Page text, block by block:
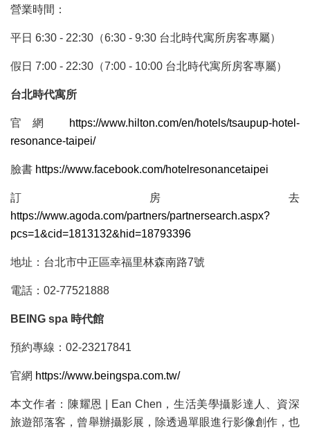
營業時間：
平日 6:30 - 22:30（6:30 - 9:30 台北時代寓所房客專屬）
假日 7:00 - 22:30（7:00 - 10:00 台北時代寓所房客專屬）
台北時代寓所
官網
https://www.hilton.com/en/hotels/tsaupup-hotel-
resonance-taipei/
臉書 https://www.facebook.com/hotelresonancetaipei
訂房去
https://www.agoda.com/partners/partnersearch.aspx?
pcs=1&cid=1813132&hid=18793396
地址：台北市中正區幸福里林森南路7號
電話：02-77521888
BEING spa 時代館
預約專線：02-23217841
官網 https://www.beingspa.com.tw/
本文作者：陳耀恩 | Ean Chen，生活美學攝影達人、資深
旅遊部落客，曾舉辦攝影展，除透過單眼進行影像創作，也